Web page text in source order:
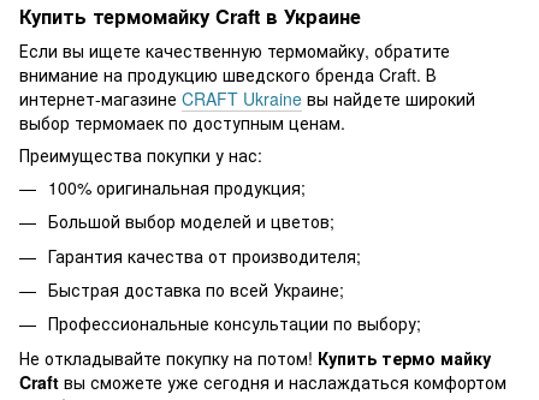
Купить термомайку Craft в Украине
Если вы ищете качественную термомайку, обратите
внимание на продукцию шведского бренда Craft. В
интернет-магазине CRAFT Ukraine вы найдете широкий
выбор термомаек по доступным ценам.
Преимущества покупки у нас:
100% оригинальная продукция;
Большой выбор моделей и цветов;
Гарантия качества от производителя;
Быстрая доставка по всей Украине;
Профессиональные консультации по выбору;
Не откладывайте покупку на потом! Купить термо майку
Craft вы сможете уже сегодня и наслаждаться комфортом